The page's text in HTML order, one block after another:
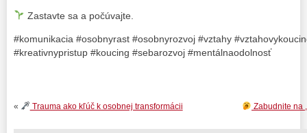
Zastavte sa a počúvajte.
#komunikacia #osobnyrast #osobnyrozvoj #vztahy
#kreativnypristup #koucing #sebarozvoj #mentálnaodolnosť
Zabudnite na
« Trauma ako kľúč k osobnej transformácii